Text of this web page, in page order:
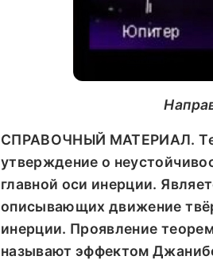
СПРАВОЧНЫЙ МАТЕРИАЛ.
утверждение о
главной оси инерции.
описывающих движение
инерции. Проявление
называют эффектом